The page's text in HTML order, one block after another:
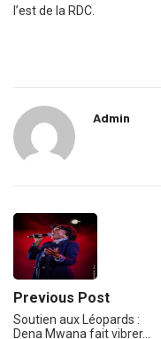
l’est de la RDC.
Admin
Previous Post
Soutien aux Léopards :
Dena Mwana fait vibrer…